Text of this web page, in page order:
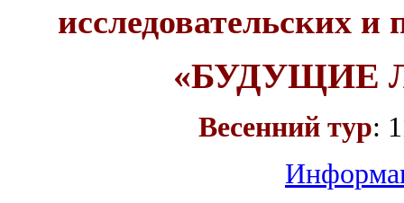
исследовательских
«БУДУЩИЕ
Весенний тур: